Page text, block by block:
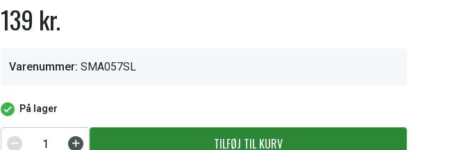
139 kr.
Varenummer: SMA057SL
På lager
TILFØJ TIL KURV